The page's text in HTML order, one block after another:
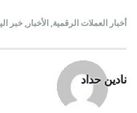
أخبار العملات الرقمية, الأخبار, خبر
نادين حداد